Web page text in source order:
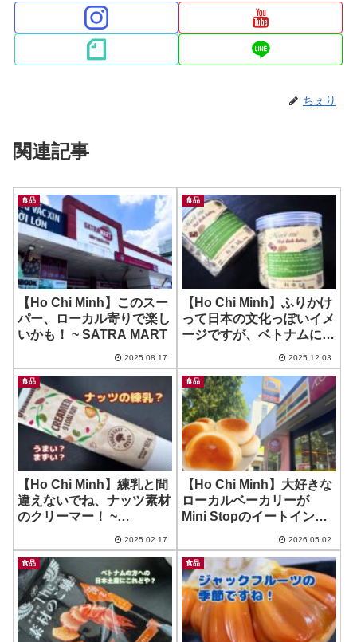
ちぇり
関連記事
食品
【Ho Chi Minh】このスー
パー、ローカル寄りで楽し
いかも！ ~ SATRA MART
2025.08.17
食品
【Ho Chi Minh】ふりかけ
って日本の文化っぽいイメ
ージですが、ベトナムにも
2025.12.03
食品
【Ho Chi Minh】練乳と間
違えないでね、ナッツ素材
のクリーマー！ ~
2025.02.17
食品
【Ho Chi Minh】大好きな
ローカルベーカリーが
Mini Stopのイートイン
Mini Stop
2026.05.02
食品 食品